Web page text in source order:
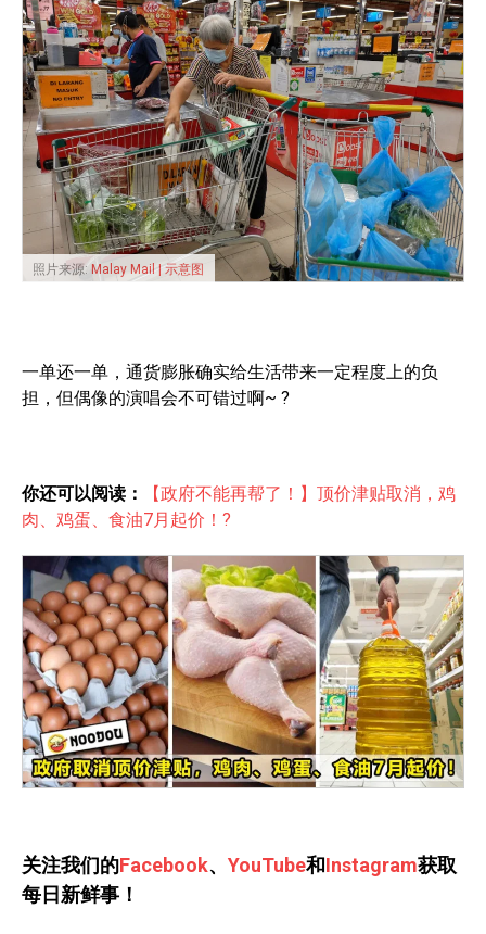
照片来源: Malay Mail | 示意图
一单还一单，通货膨胀确实给生活带来一定程度上的负
担，但偶像的演唱会不可错过啊~ ?
你还可以阅读：
【政府不能再帮了！】顶价津贴取消，鸡
肉、鸡蛋、食油7月起价！?
关注我们的Facebook、 YouTube和Instagram获取
每日新鲜事！